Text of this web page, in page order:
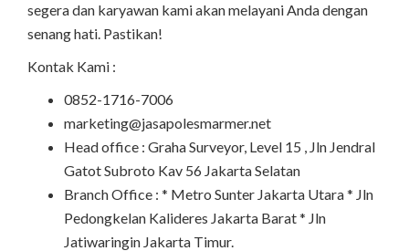
segera dan karyawan kami akan melayani Anda dengan
senang hati. Pastikan!
Kontak Kami :
0852-1716-7006
marketing@jasapolesmarmer.net
Head office : Graha Surveyor, Level 15 , Jln Jendral
Gatot Subroto Kav 56 Jakarta Selatan
Branch Office : * Metro Sunter Jakarta Utara * Jln
Pedongkelan Kalideres Jakarta Barat * Jln
Jatiwaringin Jakarta Timur.